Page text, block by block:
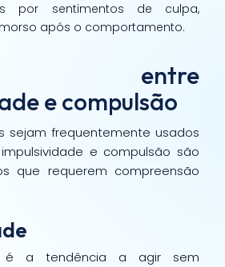
por sentimentos de culpa,
após o comportamento.
entre
e compulsão
sejam frequentemente usados
e compulsão são
que requerem compreensão
é a tendência a agir sem